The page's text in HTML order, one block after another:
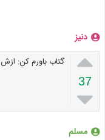
دنیز

37

گتاب باورم کن:
مسلم